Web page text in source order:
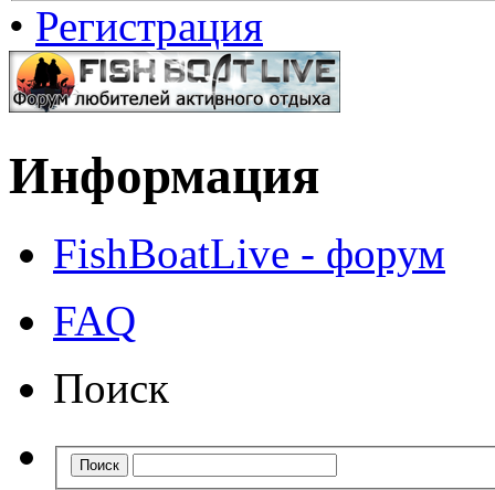
• Регистрация
Информация
FishBoatLive - форум
FAQ
Поиск